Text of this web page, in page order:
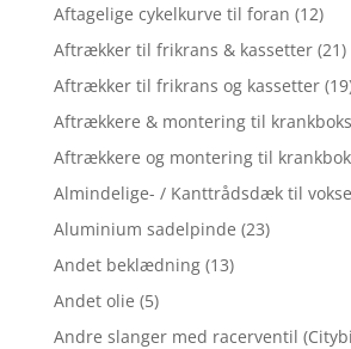
Aftagelige cykelkurve til foran (12)
Aftrækker til frikrans & kassetter (21)
Aftrækker til frikrans og kassetter
Aftrækkere & montering til krankboks
Aftrækkere og montering til
Almindelige- / Kanttrådsdæk til
Aluminium sadelpinde (23)
Andet beklædning (13)
Andet olie (5)
Andre slanger med racerventil